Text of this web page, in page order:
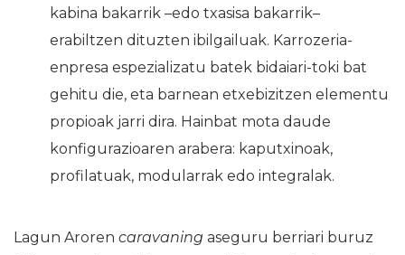
kabina bakarrik –edo txasisa bakarrik–
erabiltzen dituzten ibilgailuak. Karrozeria-
enpresa espezializatu batek bidaiari-toki bat
gehitu die, eta barnean etxebizitzen elementu
propioak jarri dira. Hainbat mota daude
konfigurazioaren arabera: kaputxinoak,
profilatuak, modularrak edo integralak.
Lagun Aroren caravaning aseguru berriari buruz